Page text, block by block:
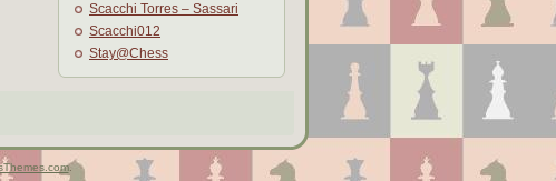
Scacchi Torres – Sassari
Scacchi012
Stay@Chess
.